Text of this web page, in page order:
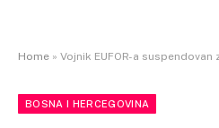
Home » Vojnik EUFOR-a suspendovan zbog
BOSNA I HERCEGOVINA